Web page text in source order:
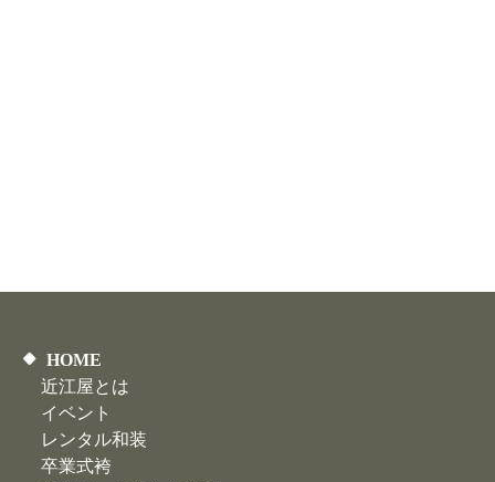
HOME
近江屋とは
イベント
レンタル和装
卒業式袴